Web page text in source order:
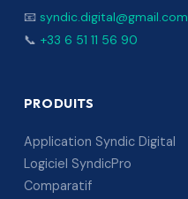
📧 syndic.digital@gmail.com
📞 +33 6 51 11 56 90
PRODUITS
Application Syndic Digital
Logiciel SyndicPro
Comparatif